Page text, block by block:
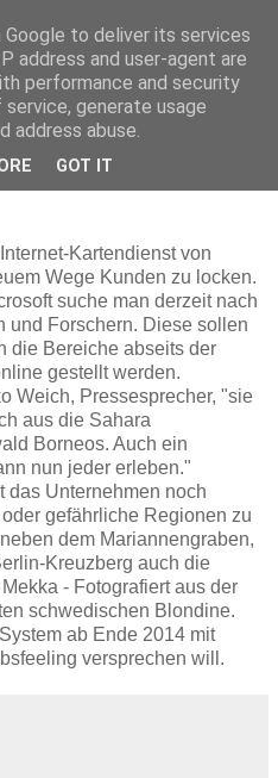
sein
Kartendienst von
Wege Kunden zu locken.
suche man derzeit nach
und Forschern. Diese sollen
die Bereiche abseits der
gestellt werden.
Weich, Pressesprecher, "sie
aus die Sahara
Borneos. Auch ein
nun jeder erleben."
das Unternehmen noch
gefährliche Regionen zu
dem Mariannengraben,
Kreuzberg auch die
- Fotografiert aus der
schwedischen Blondine.
ab Ende 2014 mit
versprechen will.
to deliver its services
address and user-agent are
performance and security
generate usage
address abuse.
GOT IT